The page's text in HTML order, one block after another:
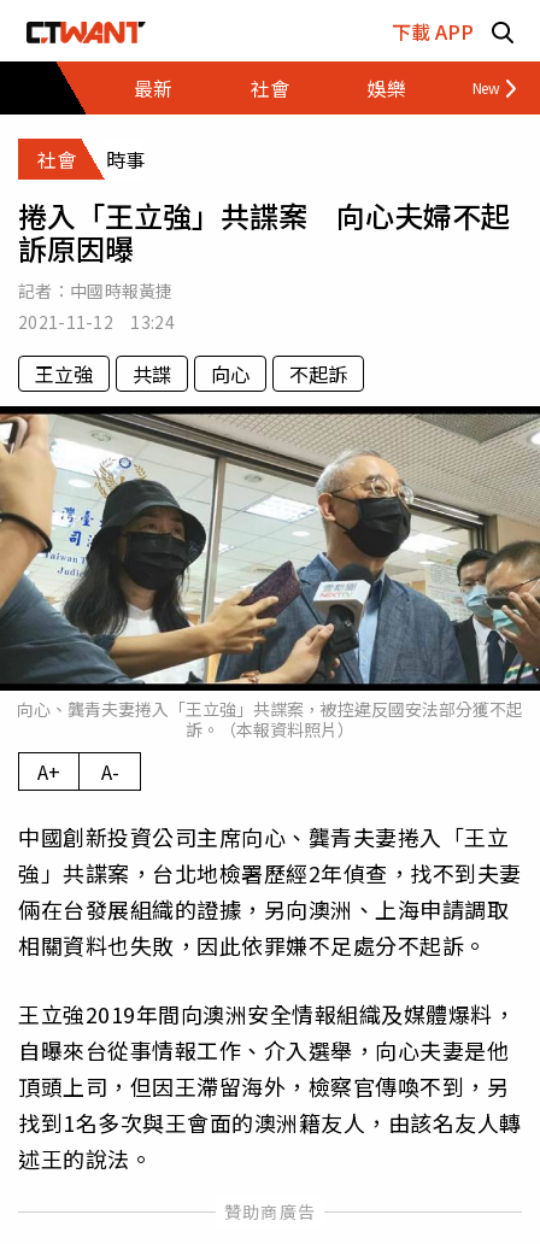
下載 APP
最新
社會 娛樂 財經
社會 時事
捲入「王立強」共諜案 向心夫婦不起
訴原因曝
記者： 中國時報黃捷
2021-11-12 13:24
王立強 共諜 向心 不起訴
向心、龔青夫妻捲入「王立強」共諜案，被控違反國安法部分獲不起
訴。（本報資料照片）
A+ A-
中國創新投資公司主席向心、龔青夫妻捲入「王立
強」共諜案，台北地檢署歷經2年偵查，找不到夫妻
倆在台發展組織的證據，另向澳洲、上海申請調取
相關資料也失敗，因此依罪嫌不足處分不起訴。
王立強2019年間向澳洲安全情報組織及媒體爆料，
自曝來台從事情報工作、介入選舉，向心夫妻是他
頂頭上司，但因王滯留海外，檢察官傳喚不到，另
找到1名多次與王會面的澳洲籍友人，由該名友人轉
述王的說法。